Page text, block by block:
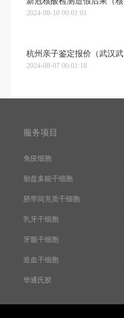
2024-08-10 00:01:01
2024-08-07 00:01:18
服务项目
免疫细胞
胎盘多能干细胞
脐带间充质干细胞
乳牙干细胞
牙髓干细胞
造血干细胞
华通氏胶